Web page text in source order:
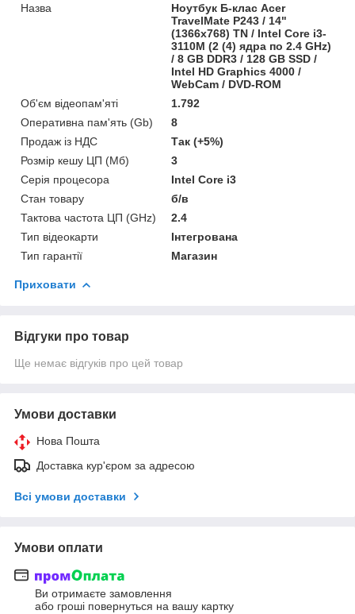
Назва
Ноутбук Б-клас Acer
TravelMate P243 / 14"
(1366x768) TN / Intel Core i3-
3110M (2 (4) ядра по 2.4 GHz)
/ 8 GB DDR3 / 128 GB SSD /
Intel HD Graphics 4000 /
WebCam / DVD-ROM
Об'єм відеопам'яті
1.792
Оперативна пам'ять (Gb)
8
Продаж із НДС
Так (+5%)
Розмір кешу ЦП (Мб)
3
Серія процесора
Intel Core i3
Стан товару
б/в
Тактова частота ЦП (GHz)
2.4
Тип відеокарти
Інтегрована
Тип гарантії
Магазин
Приховати
Відгуки про товар
Ще немає відгуків про цей товар
Умови доставки
Нова Пошта
Доставка кур'єром за адресою
Всі умови доставки
Умови оплати
Ви отримаєте замовлення
або гроші повернуться на вашу картку